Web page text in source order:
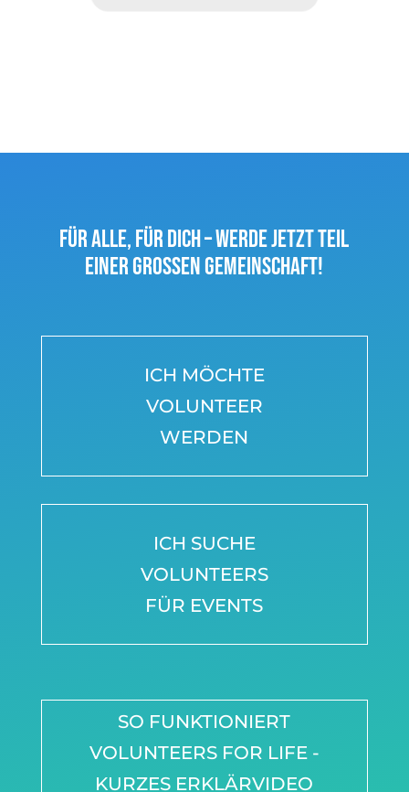
FÜR ALLE, FÜR DICH – WERDE JETZT TEIL
EINER GROSSEN GEMEINSCHAFT!
ICH MÖCHTE
VOLUNTEER
WERDEN
ICH SUCHE
VOLUNTEERS
FÜR EVENTS
SO FUNKTIONIERT
VOLUNTEERS FOR LIFE -
KURZES ERKLÄRVIDEO